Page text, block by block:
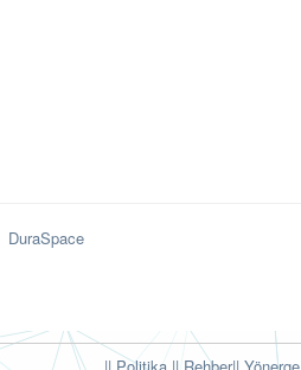
DuraSpace